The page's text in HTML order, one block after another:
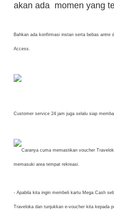
akan ada momen yang
Bahkan ada konfirmasi instan serta bebas antre
Access.
Customer service 24 jam juga selalu siap
Caranya cuma memastikan voucher
memasuki area tempat rekreasi.
- Apabila kita ingin membeli kartu Mega Cash
Traveloka dan tunjukkan e-voucher kita kepada